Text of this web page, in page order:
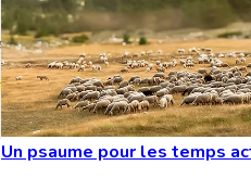
Un psaume pour les temps